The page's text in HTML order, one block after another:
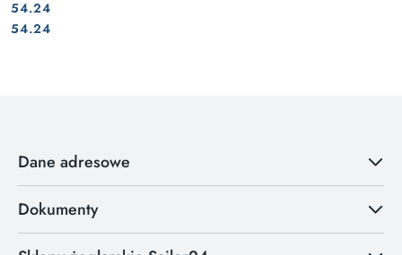
Cena:
54.24
Cena:
54.24
Dane adresowe
Dokumenty